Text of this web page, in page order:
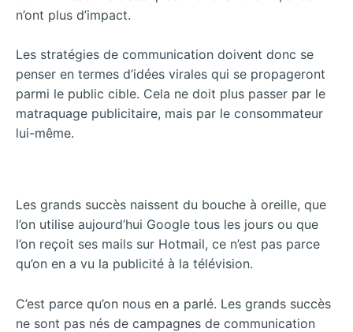
n’ont plus d’impact.
Les stratégies de communication doivent donc se
penser en termes d’idées virales qui se propageront
parmi le public cible. Cela ne doit plus passer par le
matraquage publicitaire, mais par le consommateur
lui-même.
Les grands succès naissent du bouche à oreille, que
l’on utilise aujourd’hui Google tous les jours ou que
l’on reçoit ses mails sur Hotmail, ce n’est pas parce
qu’on en a vu la publicité à la télévision.
C’est parce qu’on nous en a parlé. Les grands succès
ne sont pas nés de campagnes de communication